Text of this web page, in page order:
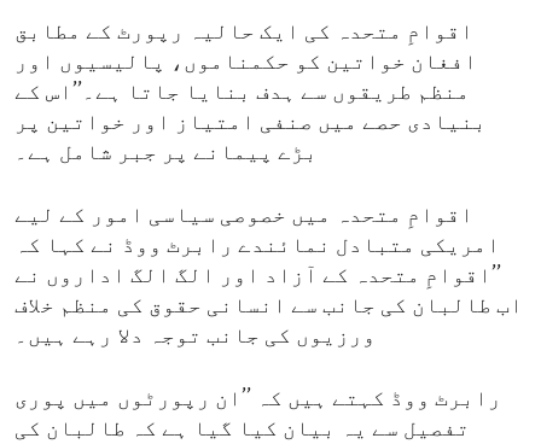
اقوامِ متحدہ کی ایک حالیہ رپورٹ کے مطابق
افغان خواتین کو حکمناموں، پالیسیوں اور
منظم طریقوں سے ہدف بنایا جاتا ہے۔’’اس کے
بنیادی حصے میں صنفی امتیاز اور خواتین پر
بڑے پیمانے پر جبر شامل ہے۔
اقوامِ متحدہ میں خصوصی سیاسی امور کے لیے
امریکی متبادل نمائندے رابرٹ ووڈ نے کہا کہ
’’اقوامِ متحدہ کے آزاد اور الگ الگ اداروں نے
اب طالبان کی جانب سے انسانی حقوق کی منظم خلاف
ورزیوں کی جانب توجہ دلا رہے ہیں۔
رابرٹ ووڈ کہتے ہیں کہ ’’ان رپورٹوں میں پوری
تفصیل سے یہ بیان کیا گیا ہے کہ طالبان کی